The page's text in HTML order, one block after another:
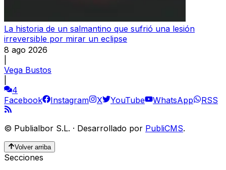
La historia de un salmantino que sufrió una lesión
irreversible por mirar un eclipse
8 ago 2026
Vega Bustos
4
Facebook
Instagram X YouTube WhatsApp RSS
© Publialbor S.L. · Desarrollado por PubliCMS.
Volver arriba
Secciones